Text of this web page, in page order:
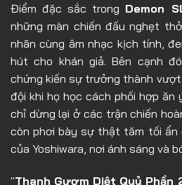
Điểm đặc sắc trong Demon
những màn chiến đấu nghẹt
nhãn cùng âm nhạc kịch tính,
hút cho khán giả. Bên cạnh
chứng kiến sự trưởng thành vượt
đội khi họ học cách phối hợp ăn
chỉ dừng lại ở các trận chiến
còn phơi bày sự thật tăm tối ẩn
của Yoshiwara, nơi ánh sáng và
"Thanh Gươm Diệt Quỷ Phần